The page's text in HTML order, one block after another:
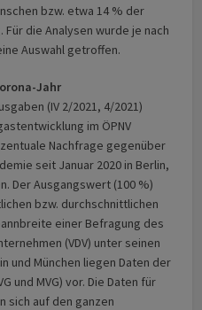
bzw. etwa 14 % der
die Analysen wurde je nach
Auswahl getroffen.
Jahr
(IV 2/2021, 4/2021)
im ÖPNV
Nachfrage gegenüber
seit Januar 2020 in Berlin,
Der Ausgangswert (100 %)
bzw. durchschnittlichen
einer Befragung des
(VDV) unter seinen
und München liegen Daten der
und MVG) vor. Die Daten für
sich auf den ganzen